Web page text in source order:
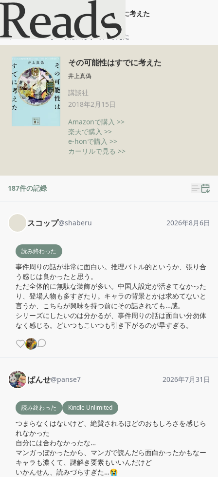
その可能性はすでに考えた
ホーム その可能性はすでに考えた
その可能性はすでに考えた
井上真偽
講談社
2018年2月15日
Amazonで購入 >>
楽天で購入 >>
e-honで購入 >>
カーリルで見る >>
187件の記録
スコップ@shaberu 2026年8月6日
読み終わった
事件周りの話が非常に面白い。推理バトル的というか、張り合
う感じは良かったと思う。
ただ全体的に無駄な装飾が多い。中国人設定が活きてなかった
り、登場人物も多すぎたり。キャラの背景とかは求めてないと
言うか、こちらが興味を持つ前にその話されても…感。
シリーズにしたいのは分かるが、事件周りの話は面白い分勿体
なく感じる。どいつもこいつも引き下がるのが早すぎる。
ぱんせ@panse7 2026年7月31日
読み終わった Kindle Unlimited
つまらなくはないけど、絶賛されるほどのおもしろさを感じら
れなかった
自分には合わなかったな…
マンガっぽかったから、マンガで読んだら面白かったかもなー
キャラも濃くて、謎解き要素もいいんだけど
いかんせん、読みづらすぎた…😭